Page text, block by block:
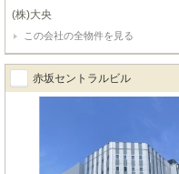
(株)大央
この会社の全物件を見る
赤坂セントラルビル